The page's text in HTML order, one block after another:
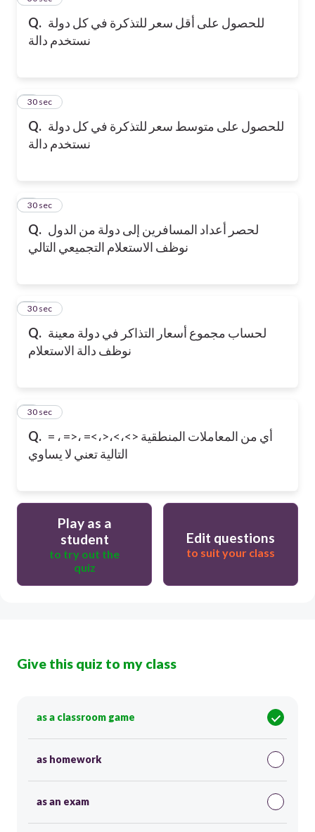
Q. للحصول على أقل سعر للتذكرة في كل دولة
نستخدم دالة
Q. للحصول على متوسط سعر للتذكرة في كل دولة
نستخدم دالة
6
30 sec
Q. لحصر أعداد المسافرين إلى دولة من الدول
نوظف الاستعلام التجميعي التالي
7
30 sec
Q. لحساب مجموع أسعار التذاكر في دولة معينة
نوظف دالة الاستعلام
8
30 sec
Q. = ، =>، =<،>،<،<> أي من المعاملات المنطقية
التالية تعني لا يساوي
9
30 sec
Play as a
student
to try out the
quiz
Edit questions
to suit your class
Give this quiz to my class
as a classroom game
as homework
as an exam